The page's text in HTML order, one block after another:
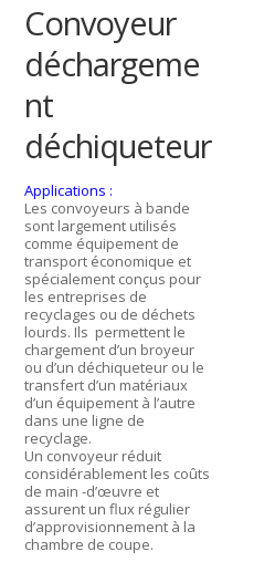
Convoyeur
déchargeme
nt
déchiqueteur
Applications :
Les convoyeurs à bande
sont largement utilisés
comme équipement de
transport économique et
spécialement conçus pour
les entreprises de
recyclages ou de déchets
lourds. Ils permettent le
chargement d’un broyeur
ou d’un déchiqueteur ou le
transfert d’un matériaux
d’un équipement à l’autre
dans une ligne de
recyclage.
Un convoyeur réduit
considérablement les coûts
de main -d’œuvre et
assurent un flux régulier
d’approvisionnement à la
chambre de coupe.